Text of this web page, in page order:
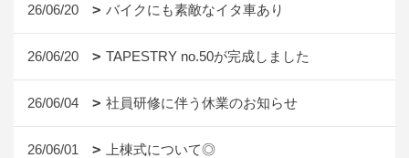
26/06/20 バイクにも素敵なイタ車あり
26/06/20 TAPESTRY no.50が完成しました
26/06/04 社員研修に伴う休業のお知らせ
26/06/01 上棟式について◎